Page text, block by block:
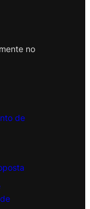
no
de